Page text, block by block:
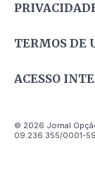
TERMOS DE
ACESSO
© 2026 Jornal
09.236.355/0001-